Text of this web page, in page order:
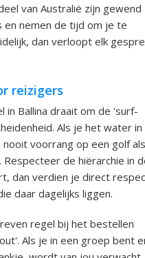
van Australië zijn gewend
en nemen de tijd om je te
dan verloopt elk
reizigers
in Ballina draait om de 'surf-
Als je het water in
nooit voorrang op een golf als
de hiërarchie in
dan verdien je direct
daar dagelijks liggen.
regel bij het bestellen
Als je in een groep bent